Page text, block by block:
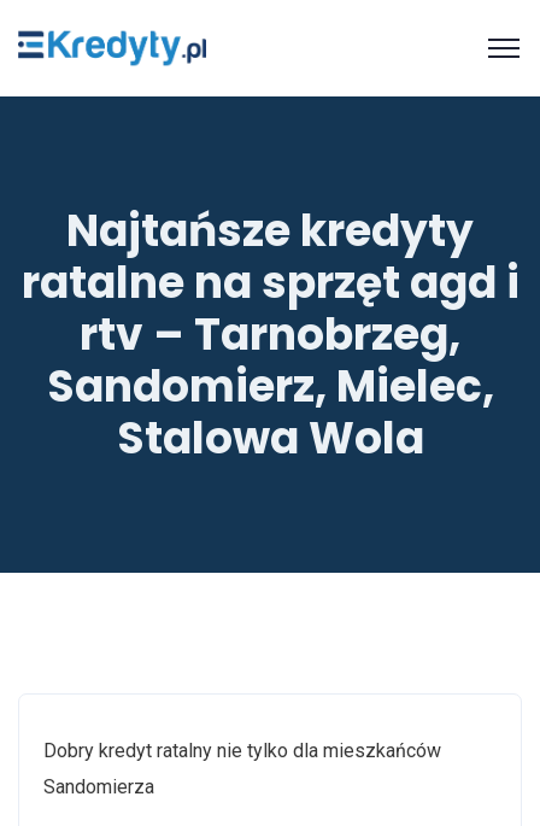
Najtańsze kredyty
ratalne na sprzęt agd i
rtv – Tarnobrzeg,
Sandomierz, Mielec,
Stalowa Wola
Dobry kredyt ratalny nie tylko dla mieszkańców
Sandomierza